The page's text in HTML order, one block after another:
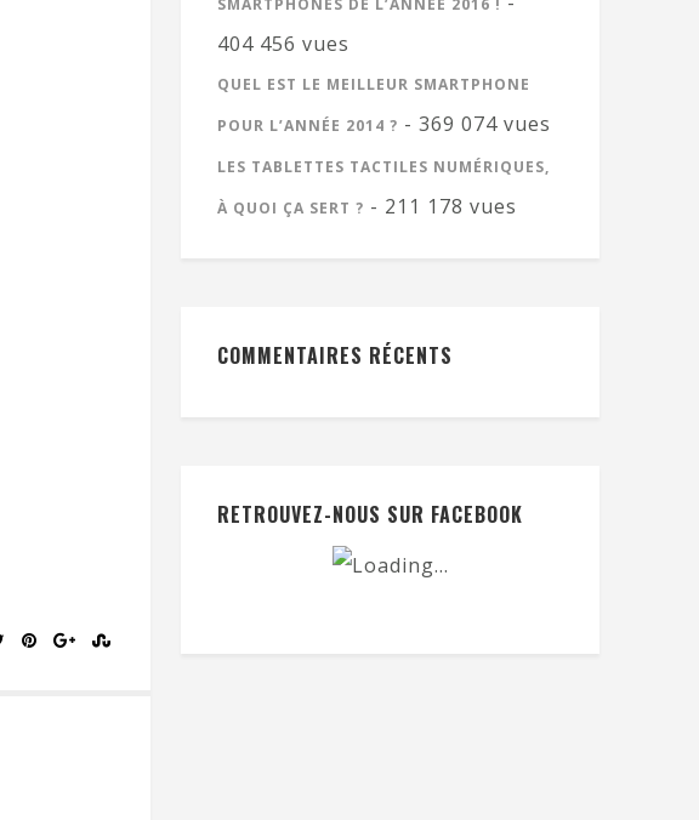
SMARTPHONES DE L’ANNÉE 2016 !
404 456 vues
QUEL EST LE MEILLEUR SMARTPHONE
POUR L’ANNÉE 2014 ? - 369 074 vues
LES TABLETTES TACTILES NUMÉRIQUES,
À QUOI ÇA SERT ? - 211 178 vues
COMMENTAIRES RÉCENTS
RETROUVEZ-NOUS SUR FACEBOOK